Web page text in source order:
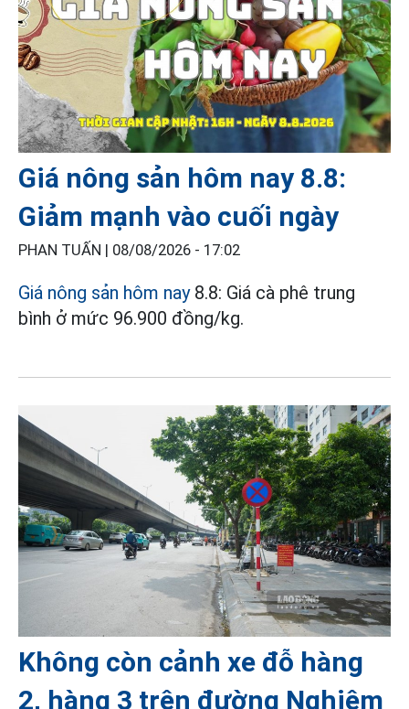
Giá nông sản hôm nay 8.8:
Giảm mạnh vào cuối ngày
PHAN TUẤN | 08/08/2026 - 17:02
Giá nông sản hôm nay8.8: Giá cà phê trung
bình ở mức 96.900 đồng/kg.
Không còn cảnh xe đỗ hàng
2, hàng 3 trên đường Nghiêm